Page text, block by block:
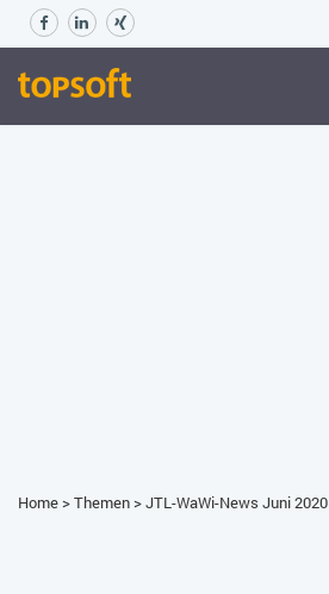
Home>Themen>JTL-WaWi-News Juni 2020